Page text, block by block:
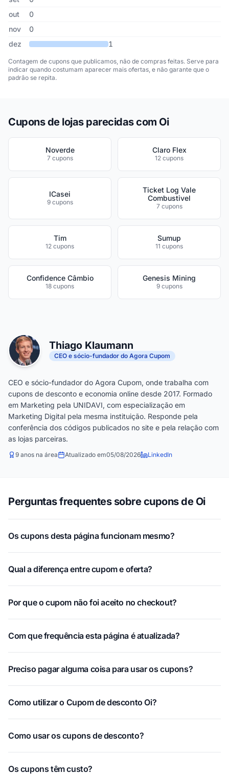
out
0
nov
0
dez
1
Contagem de cupons que publicamos, não de compras feitas. Serve para
indicar quando costumam aparecer mais ofertas, e não garante que o
padrão se repita.
Cupons de lojas parecidas com Oi
Noverde
7 cupons
Claro Flex
12 cupons
ICasei
9 cupons
Ticket Log Vale
Combustivel
7 cupons
Tim
12 cupons
Sumup
11 cupons
Confidence Câmbio
18 cupons
Genesis Mining
9 cupons
Thiago Klaumann
CEO e sócio-fundador do Agora Cupom
CEO e sócio-fundador do Agora Cupom, onde trabalha com
cupons de desconto e economia online desde 2017. Formado
em Marketing pela UNIDAVI, com especialização em
Marketing Digital pela mesma instituição. Responde pela
conferência dos códigos publicados no site e pela relação com
as lojas parceiras.
9 anos na área Atualizado em05/08/2026 LinkedIn
Perguntas frequentes sobre cupons de Oi
Os cupons desta página funcionam mesmo?
Qual a diferença entre cupom e oferta?
Por que o cupom não foi aceito no checkout?
Com que frequência esta página é atualizada?
Preciso pagar alguma coisa para usar os cupons?
Como utilizar o Cupom de desconto Oi?
Como usar os cupons de desconto?
Os cupons têm custo?